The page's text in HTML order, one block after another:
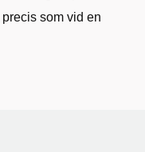
som vid en